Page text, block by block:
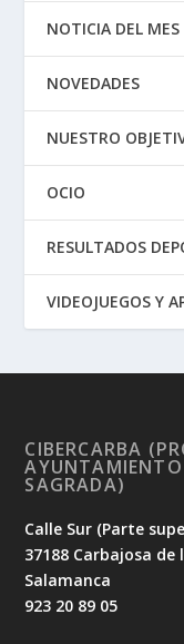
NOTICIA DEL MES
NOVEDADES
NUESTRO
OCIO
RESULTADOS
VIDEOJUEGOS Y
CIBERCARBA
AYUNTAMIENTO
SAGRADA)
Calle Sur (Parte
37188 Carbajosa de
Salamanca
923 20 89 05